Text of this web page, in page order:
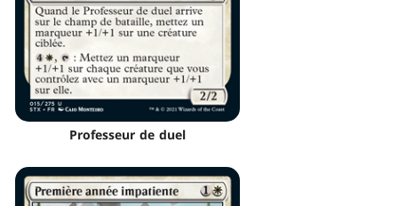
Professeur de duel